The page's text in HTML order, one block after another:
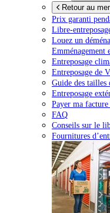
Retour au
Prix garanti
Libre-
Louez un
Emménagement
Entreposage
Entreposage de
Guide des tailles
Entreposage
Payer ma facture
FAQ
Conseils sur le
Fournitures